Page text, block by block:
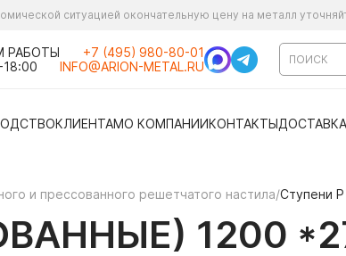
ситуацией окончательную цену на металл
РАБОТЫ
+7 (495) 980-80-01
INFO@ARION-METAL.RU
КЛИЕНТАМО КОМПАНИИКОНТАКТЫДОСТАВКА
и прессованного решетчатого настила/Ступени
1200